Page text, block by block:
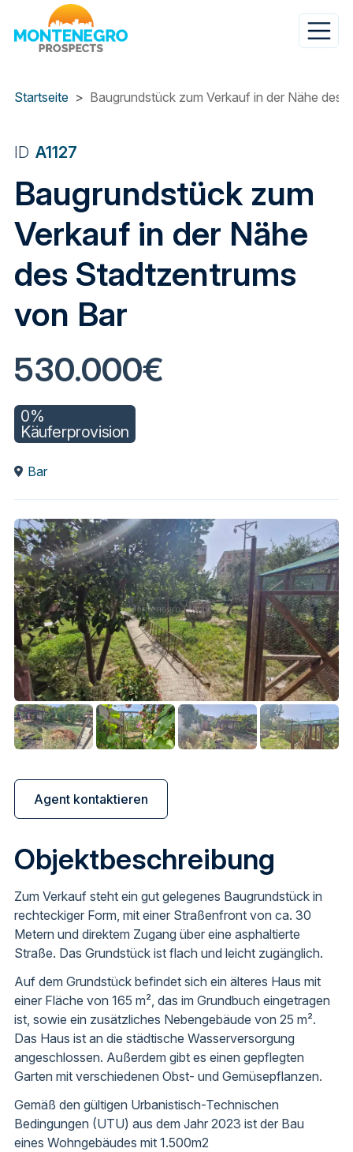
zum
Startseite Baugrundstück zum Verkauf in der Nähe des
ID A1127
Baugrundstück zum
Verkauf in der Nähe
des Stadtzentrums
von Bar
530.000€
0%
Käuferprovision
Bar
Agent kontaktieren
Objektbeschreibung
Zum Verkauf steht ein gut gelegenes Baugrundstück in
rechteckiger Form, mit einer Straßenfront von ca. 30
Metern und direktem Zugang über eine asphaltierte
Straße. Das Grundstück ist flach und leicht zugänglich.
Auf dem Grundstück befindet sich ein älteres Haus mit
einer Fläche von 165 m², das im Grundbuch eingetragen
ist, sowie ein zusätzliches Nebengebäude von 25 m².
Das Haus ist an die städtische Wasserversorgung
angeschlossen. Außerdem gibt es einen gepflegten
Garten mit verschiedenen Obst- und Gemüsepflanzen.
Gemäß den gültigen Urbanistisch-Technischen
Bedingungen (UTU) aus dem Jahr 2023 ist der Bau
eines Wohngebäudes mit 1.500m2